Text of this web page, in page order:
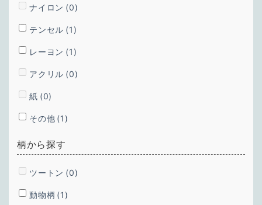
ナイロン (0)
テンセル (1)
レーヨン (1)
アクリル (0)
紙 (0)
その他 (1)
柄から探す
ツートン (0)
動物柄 (1)